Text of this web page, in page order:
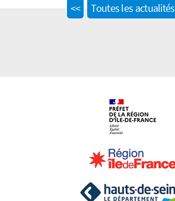
<<Previous
Toutes les actualités